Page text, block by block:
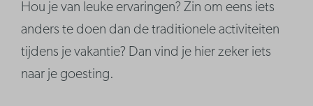
Hou je van leuke ervaringen? Zin om eens iets
anders te doen dan de traditionele activiteiten
tijdens je vakantie? Dan vind je hier zeker iets
naar je goesting.